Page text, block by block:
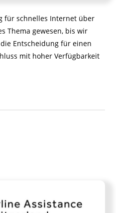
für schnelles Internet über
Thema gewesen, bis wir
Entscheidung für einen
mit hoher Verfügbarkeit